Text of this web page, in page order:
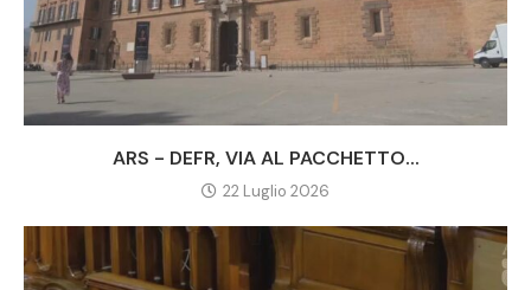
ARS - DEFR, VIA AL PACCHETTO...
22 Luglio 2026